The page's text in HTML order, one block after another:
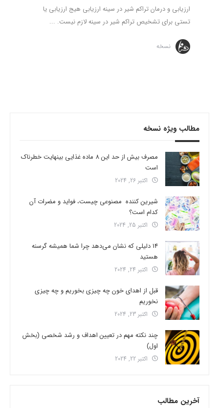
ارزیابی و درمان تراکم شیر در سینه ارزیابی هیج ارزیابی یا
تستی برای تشخیص تراکم شیر در سینه لازم نیست. ...
نسخه
مطالب ویژه نسخه
مصرف بیش از حد این 8 ماده غذایی بینهایت خطرناک
است
اکتبر 26, 2024
شیرین کننده مصنوعی چیست، فواید و مضرات آن
کدام است؟
اکتبر 25, 2024
14 دلیلی که نشان می‌دهد چرا شما همیشه گرسنه
هستید
اکتبر 24, 2024
قبل از اهدای خون چه چیزی بخوریم و چه چیزی
نخوریم
اکتبر 23, 2024
چند نکته مهم در تعیین اهداف و رشد شخصی (بخش
اول)
اکتبر 22, 2024
آخرین مطالب